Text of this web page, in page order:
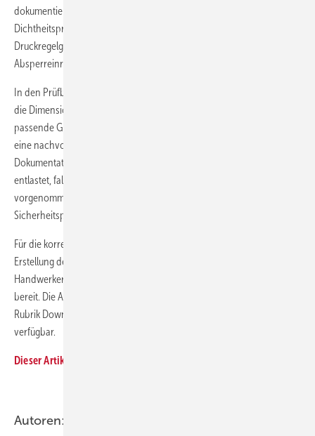
dokumentiert der Errichter der Anlage die vorgenommene Druck- und
Dichtheitsprüfung sowie den ordnungsgemäßen Einbau von
Druckregelgerät, Rohrleitungen, Isolierstück, Gasströmungswächter,
Absperreinrichtungen und Verbrauchsgerät.
In den Prüfbescheinigungen kann mithilfe des Diagrammverfahrens
die Dimensionierung der Niederdruck-Rohrleitung berechnet und der
passende Gasströmungswächter ermittelt werden. Wichtig ist zudem
eine nachvollziehbare Zeichnung der Flüssiggasanlage in der
Dokumentation. So ist der mit der Installation beauftragte Handwerker
entlastet, falls nachträglich Veränderungen an der Anlage
vorgenommen werden und diese bei den regelmäßig stattfindenden
Sicherheitsprüfungen moniert werden.
Für die korrekte Ausführung der einzelnen Arbeitsschritte bei der
Erstellung der Versorgungsanlage hält beispielsweise Progas für SHK-
Handwerker eine ausführliche und bebilderte Installationsanleitung
bereit. Die Anleitung ist im Internet unter
Rubrik Downloads unter dem Stichwort Versorgungsanlagen
verfügbar.
Dieser Artikel ist in der SBZ Ausgabe 04-2018 zuerst erschienen
Autoren: